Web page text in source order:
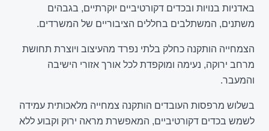
באדניות בנויות ובכדים דקורטיביים יוקרתיים, בגבהים
משתנים, המשתלבים בחללים הציבוריים של המשרדים.
הצמחייה הותקנה כחלק בלתי נפרד מהעיצוב ויוצרת תחושת
מרחב ירוקה, נעימה ומוקפדת לכל אורך אזורי הישיבה
והמעבר.
בשלוש מרפסות העובדים הותקנה צמחייה מלאכותית עמידה
לשמש בכדים דקורטיביים, המאפשרת מראה ירוק וקבוע ללא